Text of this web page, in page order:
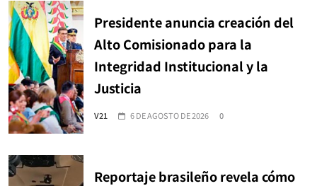
Presidente anuncia creación del
Alto Comisionado para la
Integridad Institucional y la
Justicia
V21 6 DE AGOSTO DE 2026 0
Reportaje brasileño revela cómo